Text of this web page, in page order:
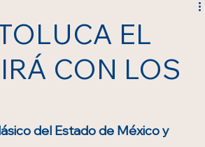
EL
CON LOS
del Estado de México y